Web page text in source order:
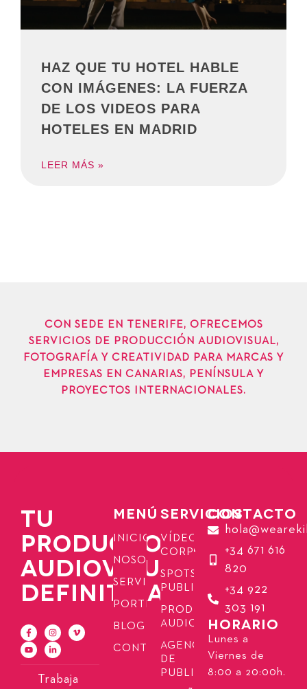
HAZ QUE TU HOTEL HABLE
CON IMÁGENES: LA FUERZA
DE LOS VIDEOS PARA
HOTELES EN MADRID
LEER MÁS »
CON SEDE EN TENERIFE, OFRECEMOS
SERVICIOS DE PRODUCCIÓN AUDIOVISUAL,
FOTOGRAFÍA Y CREATIVIDAD PARA MARCAS Y
EMPRESAS EN CANARIAS, PENÍNSULA Y
PROYECTOS INTERNACIONALES.
TU
PRODUCTORA
AUDIOVISUAL
DEFINITIVA
Trabaja
MENÚ
INICIO
NOSOTROS
SERVICIOS
PORTFOLIO
BLOG
CONTACTO
SERVICIOS
VÍDEOS
CORPORATIVOS
SPOTS
PUBLICITARIOS
PRODUCCIÓN
AUDIOVISUAL
AGENCIA
DE
PUBLICIDAD
CONTACTO
+34 671 616
820
+34 922
303 191
HORARIO
Lunes a
Viernes de
8:00 a 20:00h.